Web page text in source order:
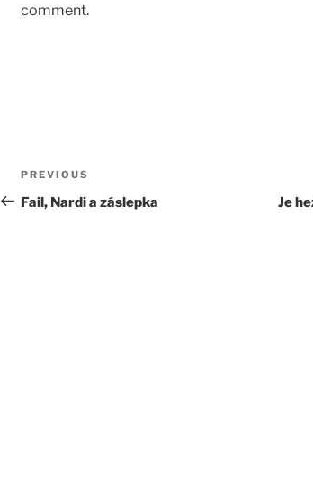
comment.
Post
navigation
Previous
Post
PREVIOUS
Fail, Nardi a záslepka
Je